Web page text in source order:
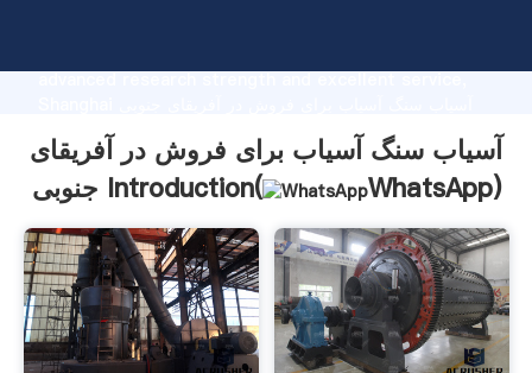
advanced research strength and excellent service,
supplier create the value and bring values to all of
customers.
آسیاب سنگ آسیاب برای فروش در آفریقای
جنوبی Introduction(
WhatsApp)